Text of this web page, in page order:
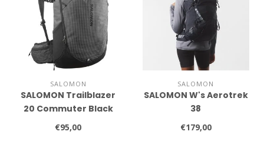
SALOMON
SALOMON Trailblazer
20 Commuter Black
€95,00
SALOMON
SALOMON W's Aerotrek
38
€179,00